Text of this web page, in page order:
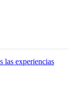
las experiencias